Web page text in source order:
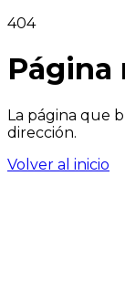
404
Página
La página que
dirección.
Volver al inicio